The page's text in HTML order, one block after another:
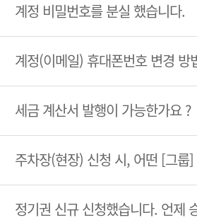
계정 비밀번호를 분실 했습니다.
계정(이메일) 휴대폰번호 변경 방
세금 계산서 발행이 가능한가요 ?
주차장(현장) 신청 시, 어떤 [그룹
정기권 신규 신청했습니다. 언제